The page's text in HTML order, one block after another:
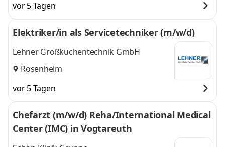
vor 5 Tagen
Elektriker/in als Servicetechniker (m/w/d)
Lehner Großküchentechnik GmbH
Rosenheim
vor 5 Tagen
Chefarzt (m/w/d) Reha/International Medical
Center (IMC) in Vogtareuth